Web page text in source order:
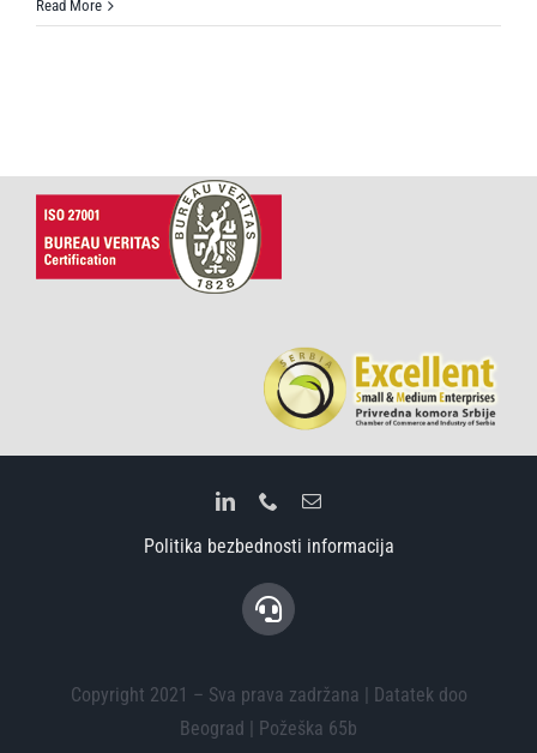
Read More
Politika bezbednosti informacija
Copyright 2021 – Sva prava zadržana | Datatek doo
Beograd | Požeška 65b